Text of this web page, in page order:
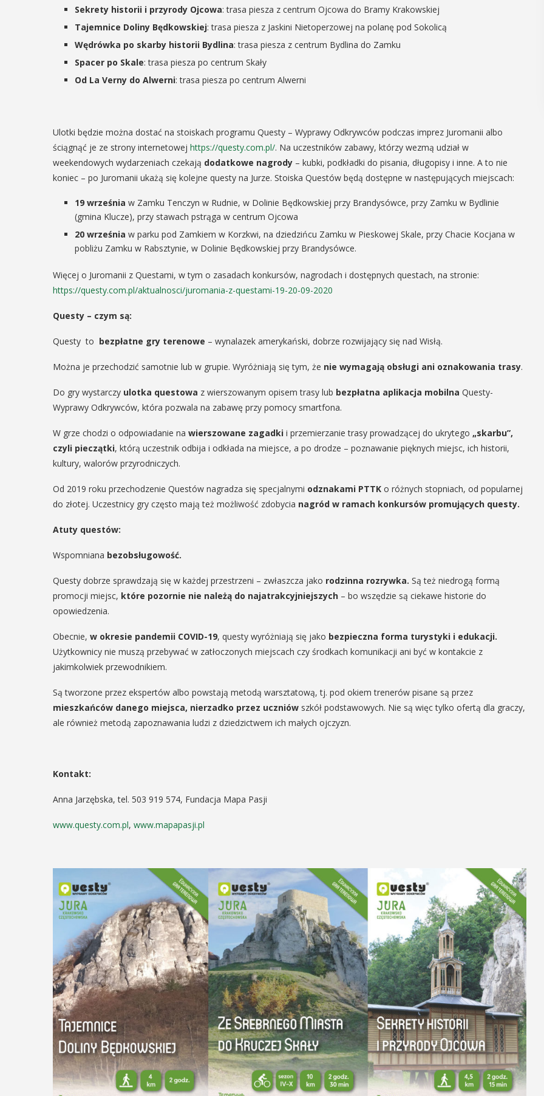
Sekrety historii i przyrody Ojcowa: trasa piesza z centrum Ojcowa do Bramy Krakowskiej
Tajemnice Doliny Będkowskiej: trasa piesza z Jaskini Nietoperzowej na polanę pod Sokolicą
Wędrówka po skarby historii Bydlina: trasa piesza z centrum Bydlina do Zamku
Spacer po Skale: trasa piesza po centrum Skały
Od La Verny do Alwerni: trasa piesza po centrum Alwerni
Ulotki będzie można dostać na stoiskach programu Questy – Wyprawy Odkrywców podczas imprez Juromanii albo
ściągnąć je ze strony internetowej https://questy.com.pl/. Na uczestników zabawy, którzy wezmą udział w
weekendowych wydarzeniach czekają dodatkowe nagrody – kubki, podkładki do pisania, długopisy i inne. A to nie
koniec – po Juromanii ukażą się kolejne questy na Jurze. Stoiska Questów będą dostępne w następujących miejscach:
19 września w Zamku Tenczyn w Rudnie, w Dolinie Będkowskiej przy Brandysówce, przy Zamku w Bydlinie
(gmina Klucze), przy stawach pstrąga w centrum Ojcowa
20 września w parku pod Zamkiem w Korzkwi, na dziedzińcu Zamku w Pieskowej Skale, przy Chacie Kocjana w
pobliżu Zamku w Rabsztynie, w Dolinie Będkowskiej przy Brandysówce.
Więcej o Juromanii z Questami, w tym o zasadach konkursów, nagrodach i dostępnych questach, na stronie:
https://questy.com.pl/aktualnosci/juromania-z-questami-19-20-09-2020
Questy – czym są:
Questy to bezpłatne gry terenowe – wynalazek amerykański, dobrze rozwijający się nad Wisłą.
Można je przechodzić samotnie lub w grupie. Wyróżniają się tym, że nie wymagają obsługi ani oznakowania trasy.
Do gry wystarczy ulotka questowa z wierszowanym opisem trasy lub bezpłatna aplikacja mobilna Questy-
Wyprawy Odkrywców, która pozwala na zabawę przy pomocy smartfona.
W grze chodzi o odpowiadanie na wierszowane zagadki i przemierzanie trasy prowadzącej do ukrytego „skarbu”,
czyli pieczątki, którą uczestnik odbija i odkłada na miejsce, a po drodze – poznawanie pięknych miejsc, ich historii,
kultury, walorów przyrodniczych.
Od 2019 roku przechodzenie Questów nagradza się specjalnymi odznakami PTTK o różnych stopniach, od popularnej
do złotej. Uczestnicy gry często mają też możliwość zdobycia nagród w ramach konkursów promujących questy.
Atuty questów:
Wspomniana bezobsługowość.
Questy dobrze sprawdzają się w każdej przestrzeni – zwłaszcza jako rodzinna rozrywka. Są też niedrogą formą
promocji miejsc, które pozornie nie należą do najatrakcyjniejszych – bo wszędzie są ciekawe historie do
opowiedzenia.
Obecnie, w okresie pandemii COVID-19, questy wyróżniają się jako bezpieczna forma turystyki i edukacji.
Użytkownicy nie muszą przebywać w zatłoczonych miejscach czy środkach komunikacji ani być w kontakcie z
jakimkolwiek przewodnikiem.
Są tworzone przez ekspertów albo powstają metodą warsztatową, tj. pod okiem trenerów pisane są przez
mieszkańców danego miejsca, nierzadko przez uczniów szkół podstawowych. Nie są więc tylko ofertą dla graczy,
ale również metodą zapoznawania ludzi z dziedzictwem ich małych ojczyzn.
Kontakt:
Anna Jarzębska, tel. 503 919 574, Fundacja Mapa Pasji
www.questy.com.pl, www.mapapasji.pl
POKAŻ SZCZEGÓŁY